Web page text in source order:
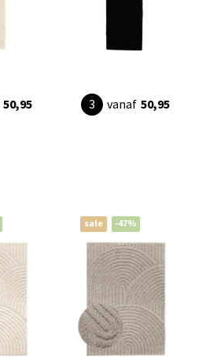
50,95 vanaf 50,95
sale -47%